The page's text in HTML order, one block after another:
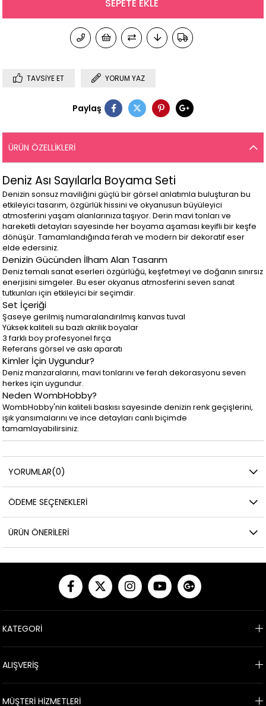
TAVSIYE ET YORUM YAZ
Paylaş
ÜRÜN ÖZELLIKLERI
Deniz Ası Sayılarla Boyama Seti
Denizin sonsuz maviliğini güçlü bir görsel anlatımla buluşturan bu
etkileyici tasarım, özgürlük hissini ve okyanusun büyüleyici
atmosferini yaşam alanlarınıza taşıyor. Derin mavi tonları ve
hareketli detayları sayesinde her boyama aşaması keyifli bir keşfe
dönüşür. Tamamlandığında ferah ve modern bir dekoratif eser
elde edersiniz.
Denizin Gücünden İlham Alan Tasarım
Deniz temalı sanat eserleri özgürlüğü, keşfetmeyi ve doğanın sınırsız
enerjisini simgeler. Bu eser okyanus atmosferini seven sanat
tutkunları için etkileyici bir seçimdir.
Set İçeriği
Şaseye gerilmiş numaralandırılmış kanvas tuval
Yüksek kaliteli su bazlı akrilik boyalar
3 farklı boy profesyonel fırça
Referans görsel ve askı aparatı
Kimler İçin Uygundur?
Deniz manzaralarını, mavi tonlarını ve ferah dekorasyonu seven
herkes için uygundur.
Neden WombHobby?
WombHobby'nin kaliteli baskısı sayesinde denizin renk geçişlerini,
ışık yansımalarını ve ince detayları canlı biçimde
tamamlayabilirsiniz.
YORUMLAR(0)
ÖDEME SEÇENEKLERI
ÜRÜN ÖNERILERI
KATEGORİ
ALIŞVERİŞ
MÜŞTERİ HİZMETLERİ